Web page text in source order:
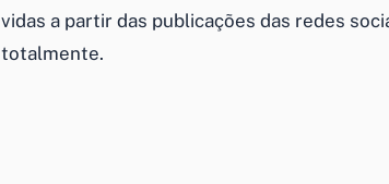
vidas a partir das publicações das redes
totalmente.